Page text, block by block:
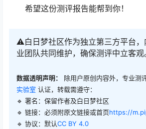
希望这份测评报告能帮到你！
⚠️白日梦社区作为独立第三方平台，
业团队共同维护，确保测评中立客观
数据透明声明： 除用户原创内容外，专业测
实验室 认证，转载需遵守：
🔹 署名：保留作者及白日梦社区
🔹 链接：必须附原文链接或首页https://
🔹 协议：默认CC BY 4.0